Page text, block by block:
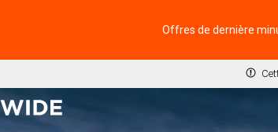
Offres de dernière